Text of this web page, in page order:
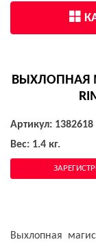
ВЫХЛОПНАЯ
Артикул: 1382618
Вес: 1.4 кг.
Выхлопная